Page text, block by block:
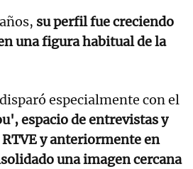
su perfil fue creciendo
una figura habitual de la
especialmente con el
espacio de entrevistas y
y anteriormente en
una imagen cercana